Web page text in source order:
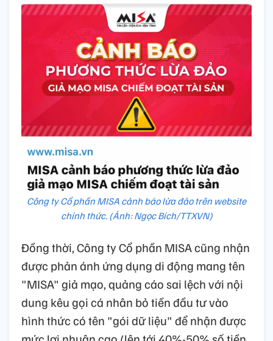
Công ty Cổ phần MISA cảnh báo lừa đảo trên website
chính thức. (Ảnh: Ngọc Bích/TTXVN)
Đồng thời, Công ty Cổ phần MISA cũng nhận
được phản ánh ứng dụng di động mang tên
"MISA" giả mạo, quảng cáo sai lệch với nội
dung kêu gọi cá nhân bỏ tiền đầu tư vào
hình thức có tên "gói dữ liệu" để nhận được